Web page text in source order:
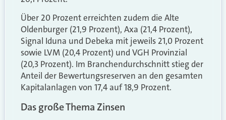
Über 20 Prozent erreichten zudem die Alte
Oldenburger (21,9 Prozent), Axa (21,4 Prozent),
Signal Iduna und Debeka mit jeweils 21,0 Prozent
sowie LVM (20,4 Prozent) und VGH Provinzial
(20,3 Prozent). Im Branchendurchschnitt stieg der
Anteil der Bewertungsreserven an den gesamten
Kapitalanlagen von 17,4 auf 18,9 Prozent.
Das große Thema Zinsen